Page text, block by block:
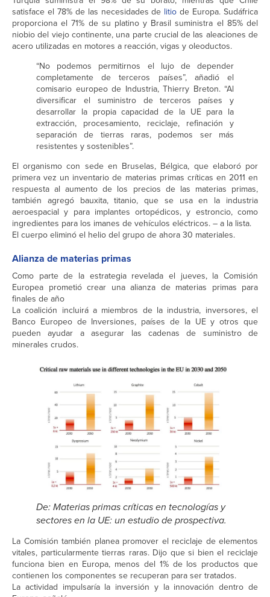
satisface el 78% de las necesidades de litiode Europa. Sudáfrica
proporciona el 71% de su platino y Brasil suministra el 85% del
niobio del viejo continente, una parte crucial de las aleaciones de
acero utilizadas en motores a reacción, vigas y oleoductos.
“No podemos permitirnos el lujo de depender
completamente de terceros países”, añadió el
comisario europeo de Industria, Thierry Breton. “Al
diversificar el suministro de terceros países y
desarrollar la propia capacidad de la UE para la
extracción, procesamiento, reciclaje, refinación y
separación de tierras raras, podemos ser más
resistentes y sostenibles”.
El organismo con sede en Bruselas, Bélgica, que elaboró por
primera vez un inventario de materias primas críticas en 2011 en
respuesta al aumento de los precios de las materias primas,
también agregó bauxita, titanio, que se usa en la industria
aeroespacial y para implantes ortopédicos, y estroncio, como
ingredientes para los imanes de vehículos eléctricos. – a la lista.
El cuerpo eliminó el helio del grupo de ahora 30 materiales.
Alianza de materias primas
Como parte de la estrategia revelada el jueves, la Comisión
Europea prometió crear una alianza de materias primas para
finales de año
La coalición incluirá a miembros de la industria, inversores, el
Banco Europeo de Inversiones, países de la UE y otros que
pueden ayudar a asegurar las cadenas de suministro de
minerales crudos.
De: Materias primas críticas en tecnologías y
sectores en la UE: un estudio de prospectiva.
La Comisión también planea promover el reciclaje de elementos
vitales, particularmente tierras raras. Dijo que si bien el reciclaje
funciona bien en Europa, menos del 1% de los productos que
contienen los componentes se recuperan para ser tratados.
La actividad impulsaría la inversión y la innovación dentro de